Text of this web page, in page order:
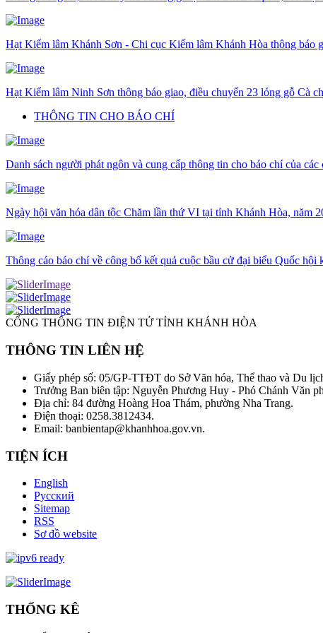
Hạt Kiểm lâm Khánh Sơn - Chi cục Kiểm lâm Khánh Hòa thông báo
Hạt Kiểm lâm Ninh Sơn thông báo giao, điều chuyển 23 lóng gỗ Cà
THÔNG TIN CHO BÁO CHÍ
Danh sách người phát ngôn và cung cấp thông tin cho báo chí của
Ngày hội văn hóa dân tộc Chăm lần thứ VI tại tỉnh Khánh Hòa, năm
Thông cáo báo chí về công bố kết quả cuộc bầu cử đại biểu Quốc
CỔNG THÔNG TIN ĐIỆN TỬ TỈNH KHÁNH HÒA
THÔNG TIN LIÊN HỆ
Giấy phép số: 05/GP-TTĐT do Sở Văn hóa, Thể thao và Du
Trưởng Ban biên tập: Nguyễn Phương Huy - Phó Chánh Văn
Địa chỉ: 84 đường Hoàng Hoa Thám, phường Nha Trang.
Điện thoại: 0258.3812434.
Email: banbientap@khanhhoa.gov.vn.
TIỆN ÍCH
English
Русский
Sitemap
RSS
Sơ đồ website
THỐNG KÊ